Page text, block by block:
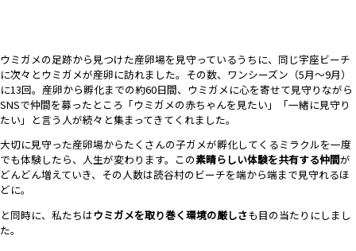
ウミガメの足跡から見つけた産卵場を見守っているうちに、同じ宇座ビーチ
に次々とウミガメが産卵に訪れました。その数、ワンシーズン（5月〜9月）
に13回。産卵から孵化までの約60日間、ウミガメに心を寄せて見守りながら
SNSで仲間を募ったところ「ウミガメの赤ちゃんを見たい」「一緒に見守り
たい」と言う人が続々と集まってきてくれました。
大切に見守った産卵場からたくさんの子ガメが孵化してくるミラクルを一度
でも体験したら、人生が変わります。この素晴らしい体験を共有する仲間が
どんどん増えていき、その人数は読谷村のビーチを端から端まで見守れるほ
どに。
と同時に、私たちはウミガメを取り巻く環境の厳しさも目の当たりにしまし
た。